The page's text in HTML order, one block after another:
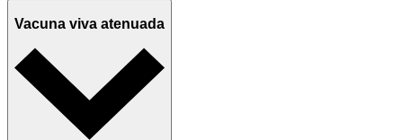
Vacuna viva atenuada